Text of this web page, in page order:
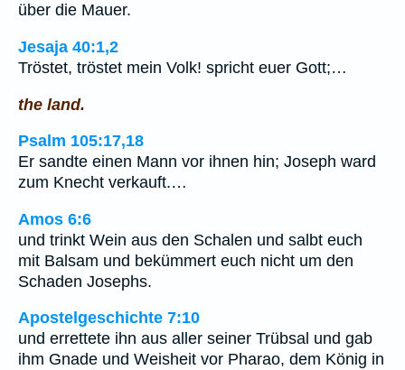
über die Mauer.
Jesaja 40:1,2
Tröstet, tröstet mein Volk! spricht euer Gott;…
the land.
Psalm 105:17,18
Er sandte einen Mann vor ihnen hin; Joseph ward
zum Knecht verkauft.…
Amos 6:6
und trinkt Wein aus den Schalen und salbt euch
mit Balsam und bekümmert euch nicht um den
Schaden Josephs.
Apostelgeschichte 7:10
und errettete ihn aus aller seiner Trübsal und gab
ihm Gnade und Weisheit vor Pharao, dem König in